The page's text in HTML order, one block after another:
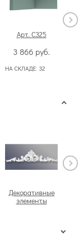
Арт. C325
3 866 руб.
НА СКЛАДЕ: 32
Декоративные
элементы